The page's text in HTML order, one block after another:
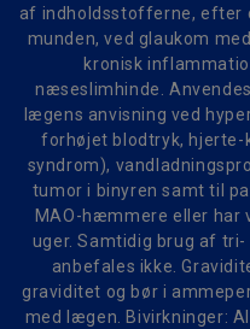
af indholdsstofferne, efter
munden, ved glaukom
kronisk
næseslimhinde.
lægens anvisning ved
forhøjet blodtryk, hjerte-
syndrom),
tumor i binyren samt til
MAO-hæmmere eller
uger. Samtidig brug af
anbefales ikke.
graviditet og bør i
med lægen. Bivirkninger: